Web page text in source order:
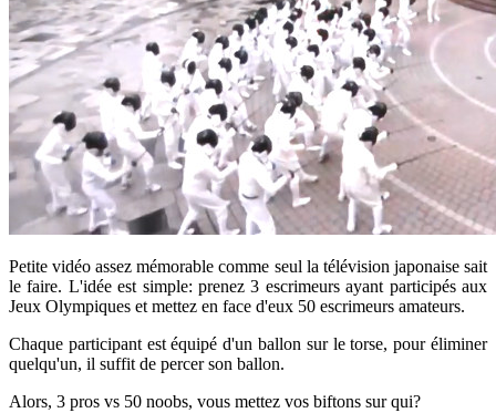
Petite vidéo assez mémorable comme seul la télévision japonaise sait
le faire. L'idée est simple: prenez 3 escrimeurs ayant participés aux
Jeux Olympiques et mettez en face d'eux 50 escrimeurs amateurs.
Chaque participant est équipé d'un ballon sur le torse, pour éliminer
quelqu'un, il suffit de percer son ballon.
Alors, 3 pros vs 50 noobs, vous mettez vos biftons sur qui?